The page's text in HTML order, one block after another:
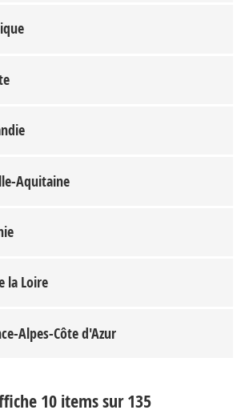
Aquitaine
la Loire
Alpes-Côte d'Azur
10 items sur 135